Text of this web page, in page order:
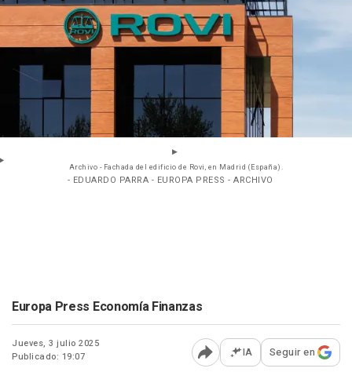
Archivo - Fachada del edificio de Rovi, en Madrid (España).
- EDUARDO PARRA - EUROPA PRESS - ARCHIVO
Europa Press Economía Finanzas
Jueves, 3 julio 2025
Publicado: 19:07
Abrir opciones para
IA Seguir en